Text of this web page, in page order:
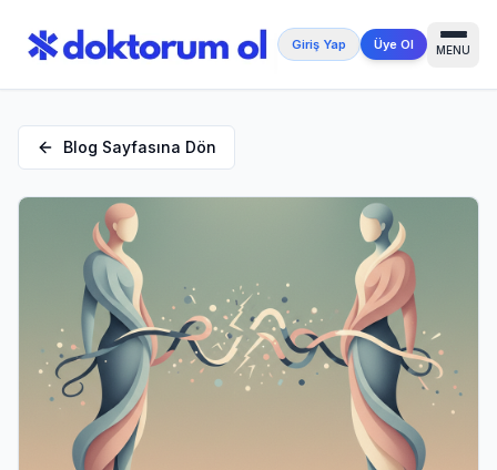
Giriş Yap Üye Ol MENU
Blog Sayfasına Dön